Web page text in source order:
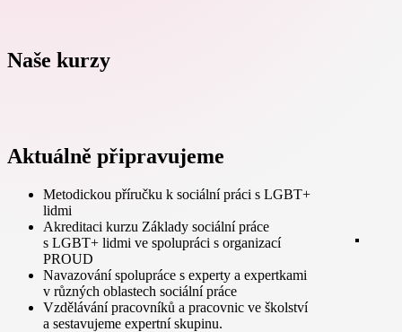
Naše kurzy
Aktuálně připravujeme
Metodickou příručku k sociální práci s LGBT+
lidmi
Akreditaci kurzu Základy sociální práce
s LGBT+ lidmi ve spolupráci s organizací
PROUD
Navazování spolupráce s experty a expertkami
v různých oblastech sociální práce
Vzdělávání pracovníků a pracovnic ve školství
a sestavujeme expertní skupinu.